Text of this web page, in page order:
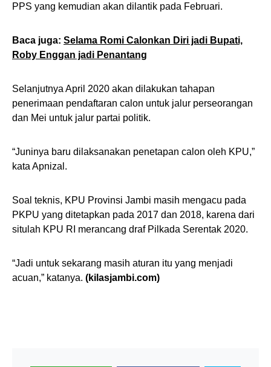
PPS yang kemudian akan dilantik pada Februari.
Baca juga: Selama Romi Calonkan Diri jadi Bupati,
Roby Enggan jadi Penantang
Selanjutnya April 2020 akan dilakukan tahapan
penerimaan pendaftaran calon untuk jalur perseorangan
dan Mei untuk jalur partai politik.
“Juninya baru dilaksanakan penetapan calon oleh KPU,”
kata Apnizal.
Soal teknis, KPU Provinsi Jambi masih mengacu pada
PKPU yang ditetapkan pada 2017 dan 2018, karena dari
situlah KPU RI merancang draf Pilkada Serentak 2020.
“Jadi untuk sekarang masih aturan itu yang menjadi
acuan,” katanya. (kilasjambi.com)